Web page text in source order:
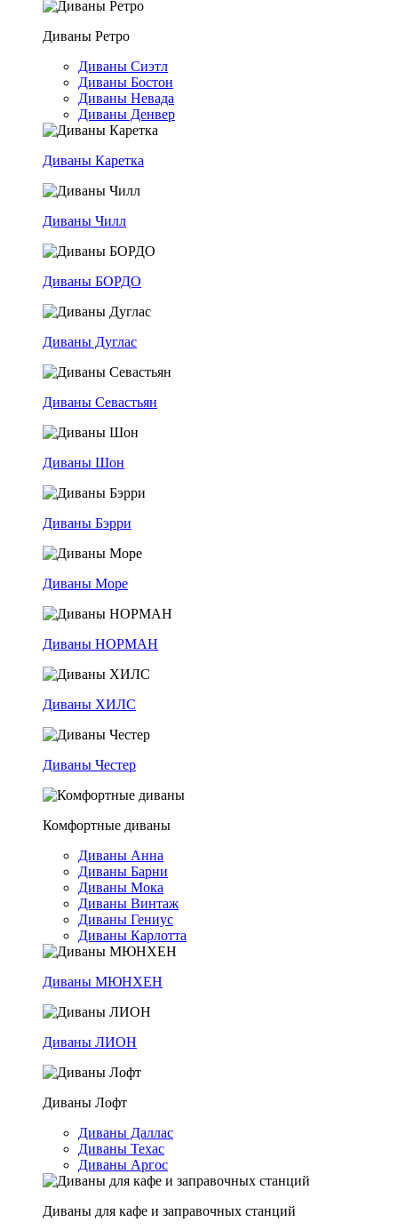
Диваны Ретро
Диваны Сиэтл
Диваны Бостон
Диваны Невада
Диваны Денвер
Диваны Каретка
Диваны Чилл
Диваны БОРДО
Диваны Дуглас
Диваны Севастьян
Диваны Шон
Диваны Бэрри
Диваны Море
Диваны НОРМАН
Диваны ХИЛС
Диваны Честер
Комфортные диваны
Диваны Анна
Диваны Барни
Диваны Мока
Диваны Винтаж
Диваны Гениус
Диваны Карлотта
Диваны МЮНХЕН
Диваны ЛИОН
Диваны Лофт
Диваны Даллас
Диваны Техас
Диваны Аргос
Диваны для кафе и заправочных станций